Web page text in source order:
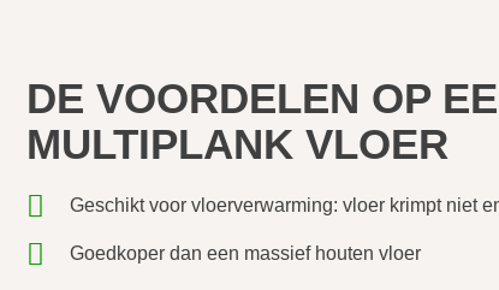
DE VOORDELEN OP
MULTIPLANK VLOER
Geschikt voor vloerverwarming: vloer krimpt niet
Goedkoper dan een massief houten vloer